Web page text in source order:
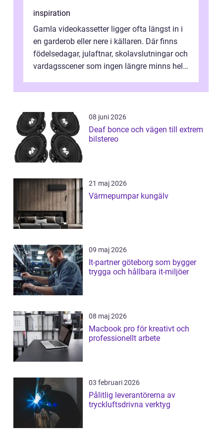
inspiration
Gamla videokassetter ligger ofta längst in i
en garderob eller nere i källaren. Där finns
födelsedagar, julaftnar, skolavslutningar och
vardagsscener som ingen längre minns helt.
08 juni 2026
Deaf bonce och vägen till extrem
bilstereo
21 maj 2026
Värmepumpar kungälv
09 maj 2026
It-partner göteborg som bygger
trygga och hållbara it-miljöer
08 maj 2026
Macbook pro för kreativt och
professionellt arbete
03 februari 2026
Pålitlig leverantörerna av
tryckluftsdrivna verktyg